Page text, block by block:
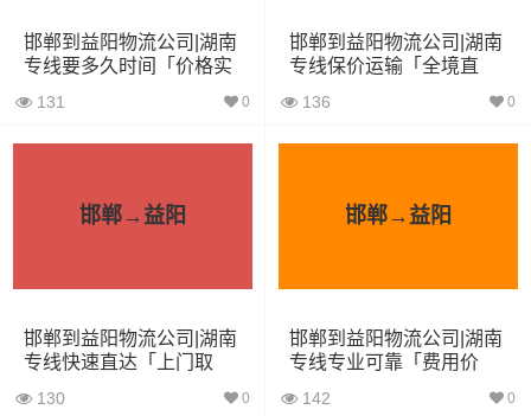
依维柯 9立方 1.5吨 2.4×1.8×2.2
微型货
小型货
车
20立方 2吨 3.8×2×2.9
5米2货
邯郸到益阳物流公司|湖南
专线要多久时间「价格实
131 0
邯郸到益阳物流公司|湖南
专线保价运输「全境直
136 0
邯郸→益阳
邯郸到益阳物流公司|湖南
专线快速直达「上门取
130 0
邯郸→益阳
邯郸到益阳物流公司|湖南
专线专业可靠「费用价
142 0